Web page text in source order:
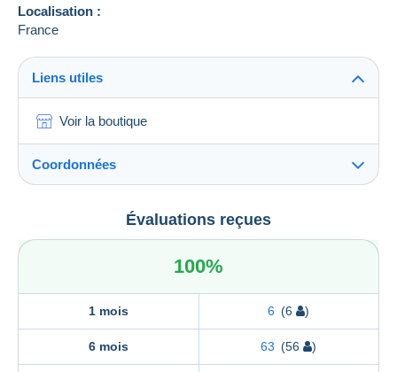
Localisation :
France
Liens utiles
Voir la boutique
Coordonnées
Le village du livre/Le-livre
Le village du livre/Le-livreÉvaluations reçues
100%
1 mois 6 (6 )
6 mois 63 (56 )